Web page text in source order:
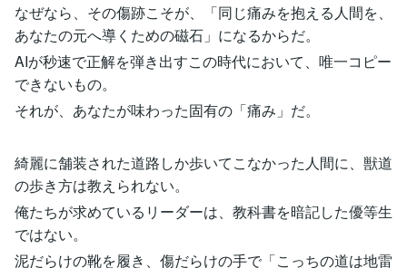
なぜなら、その傷跡こそが、「同じ痛みを抱える人間を、
あなたの元へ導くための磁石」になるからだ。
AIが秒速で正解を弾き出すこの時代において、唯一コピー
できないもの。
それが、あなたが味わった固有の「痛み」だ。
綺麗に舗装された道路しか歩いてこなかった人間に、獣道
の歩き方は教えられない。
俺たちが求めているリーダーは、教科書を暗記した優等生
ではない。
泥だらけの靴を履き、傷だらけの手で「こっちの道は地雷